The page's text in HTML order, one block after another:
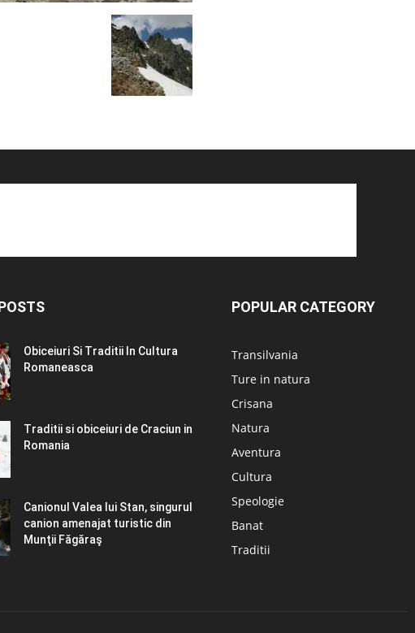
Obiceiuri Si Traditii In Cultura
Romaneasca
Traditii si obiceiuri de Craciun in
Romania
Canionul Valea lui Stan, singurul
canion amenajat turistic din
Munţii Făgăraş
POPULAR CATEGORY
Transilvania
Ture in natura
Crisana
Natura
Aventura
Cultura
Speologie
Banat
Traditii